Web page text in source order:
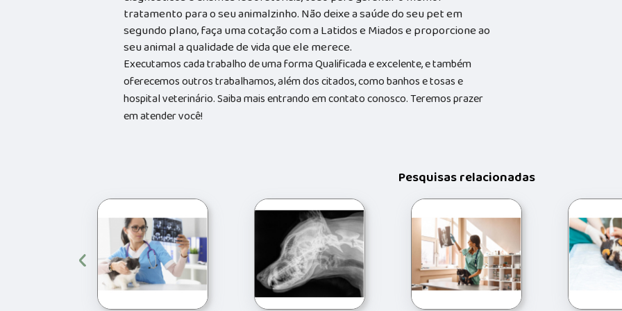
tratamento para o seu animalzinho. Não deixe a saúde do seu pet em
segundo plano, faça uma cotação com a Latidos e Miados e proporcione ao
seu animal a qualidade de vida que ele merece.
Executamos cada trabalho de uma forma Qualificada e excelente, e também
oferecemos outros trabalhamos, além dos citados, como banhos e tosas e
hospital veterinário. Saiba mais entrando em contato conosco. Teremos prazer
em atender você!
Pesquisas relacionadas
‹